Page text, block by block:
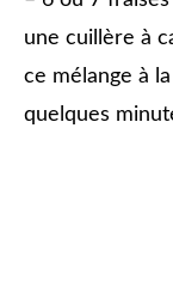
une cuillère à
ce mélange à
quelques